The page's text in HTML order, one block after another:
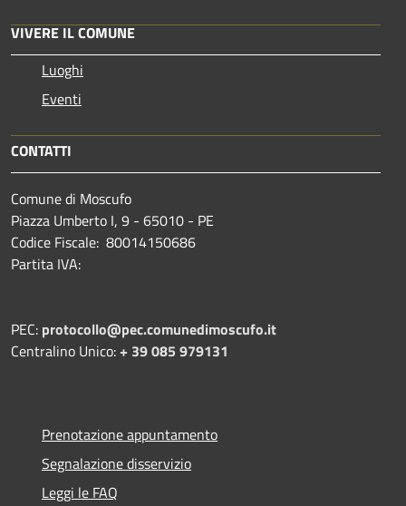
VIVERE IL COMUNE
Luoghi
Eventi
CONTATTI
Comune di Moscufo
Piazza Umberto I, 9 - 65010 - PE
Codice Fiscale: 80014150686
Partita IVA:
PEC: protocollo@pec.comunedimoscufo.it
Centralino Unico:+ 39 085 979131
Prenotazione appuntamento
Segnalazione disservizio
Leggi le FAQ